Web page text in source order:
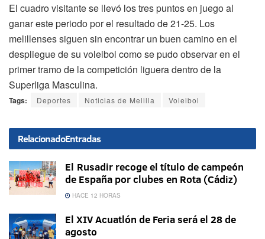
El cuadro visitante se llevó los tres puntos en juego al
ganar este periodo por el resultado de 21-25. Los
melillenses siguen sin encontrar un buen camino en el
despliegue de su voleibol como se pudo observar en el
primer tramo de la competición liguera dentro de la
Superliga Masculina.
Tags: Deportes Noticias de Melilla Voleibol
RelacionadoEntradas
El Rusadir recoge el título de campeón
de España por clubes en Rota (Cádiz)
HACE 12 HORAS
El XIV Acuatlón de Feria será el 28 de
agosto